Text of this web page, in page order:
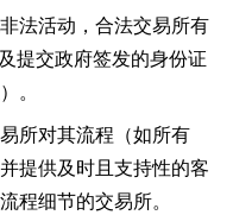
法活动，合法交易所有
提交政府签发的身份证
。
所对其流程（如所有
提供及时且支持性的客
程细节的交易所。